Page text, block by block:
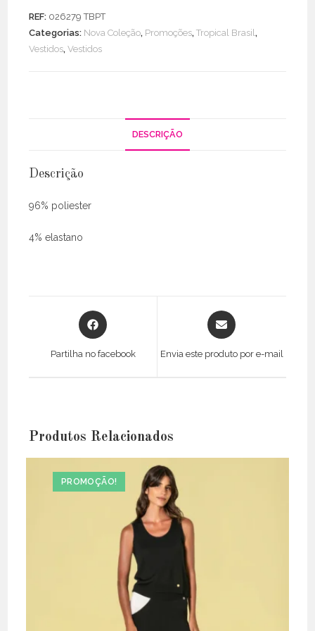
Dupla
REF: 026279 TBPT
Categorias: Nova Coleção, Promoções,Tropical Brasil ,
Vestidos,Vestidos
DESCRIÇÃO
Descrição
96% poliester
4% elastano
Opens
in
Partilha no facebook
Opens
in
Envia este produto por e-mail
Produtos Relacionados
PROMOÇÃO!